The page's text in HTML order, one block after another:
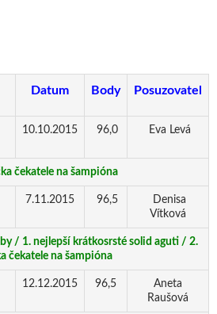
Datum Body Posuzovatel
10.10.2015 96,0 Eva Levá
čekatele na šampióna
7.11.2015 96,5
Denisa
Vítková
/ 1. nejlepší krátkosrsté solid aguti / 2.
čekatele na šampióna
12.12.2015 96,5
Aneta
Raušová